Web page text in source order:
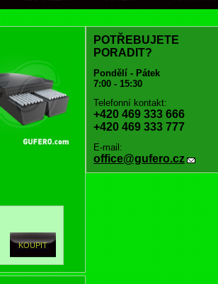
POTŘEBUJETE
PORADIT?
Pondělí - Pátek
7:00 - 15:30
Telefonní kontakt:
+420 469 333 666
+420 469 333 777
E-mail:
office@gufero.cz